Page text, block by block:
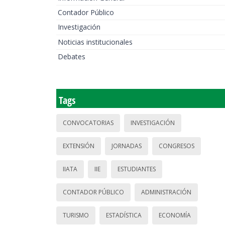
Contador Público
Investigación
Noticias institucionales
Debates
Tags
CONVOCATORIAS INVESTIGACIÓN
EXTENSIÓN JORNADAS CONGRESOS
IIATA IIE ESTUDIANTES
CONTADOR PÚBLICO ADMINISTRACIÓN
TURISMO ESTADÍSTICA ECONOMÍA